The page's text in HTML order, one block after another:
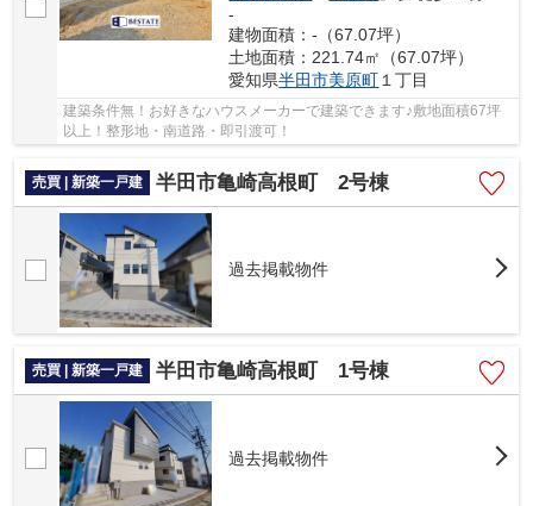
-
建物面積：-（67.07坪）
土地面積：221.74㎡（67.07坪）
愛知県半田市美原町 １丁目
建築条件無！お好きなハウスメーカーで建築できます♪敷地面積67坪
以上！整形地・南道路・即引渡可！
売買 | 新築一戸建 半田市亀崎高根町 2号棟
過去掲載物件
売買 | 新築一戸建 半田市亀崎高根町 1号棟
過去掲載物件